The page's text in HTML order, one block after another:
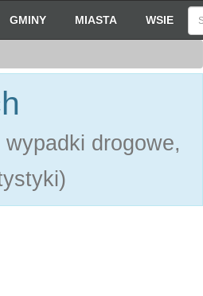
GMINY MIASTA WSIE
drogowe,